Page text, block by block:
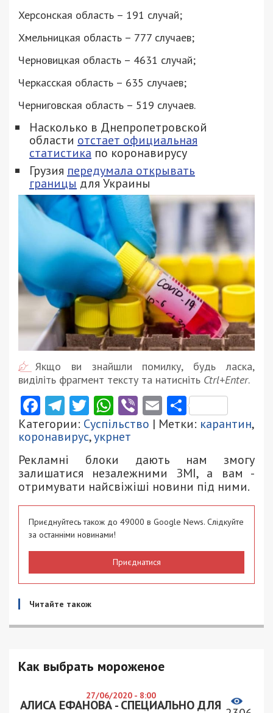
Херсонская область – 191 случай;
Хмельницкая область – 777 случаев;
Черновицкая область – 4631 случай;
Черкасская область – 635 случаев;
Черниговская область – 519 случаев.
Насколько в Днепропетровской
области отстает официальная
статистика по коронавирусу
Грузия передумала открывать
границы для Украины
Якщо ви знайшли помилку, будь ласка,
виділіть фрагмент тексту та натисніть Ctrl+Enter.
Facebook
Telegram
Twitter
WhatsApp
ViberEmail
Категории: Суспільство | Метки: карантин,
коронавирус,укрнет
Рекламні блоки дають нам змогу
залишатися незалежними ЗМІ, а вам -
отримувати найсвіжіші новини під ними.
Приєднуйтесь також до 49000 в Google News. Слідкуйте
за останніми новинами!
Приєднатися
Читайте також
Как выбрать мороженое
27/06/2020 - 8:00
АЛИСА ЕФАНОВА - СПЕЦИАЛЬНО ДЛЯ